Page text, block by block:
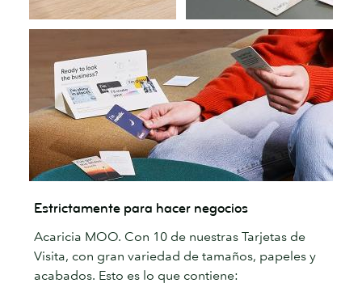
Estrictamente para hacer negocios
Acaricia MOO. Con 10 de nuestras Tarjetas de
Visita, con gran variedad de tamaños, papeles y
acabados. Esto es lo que contiene: